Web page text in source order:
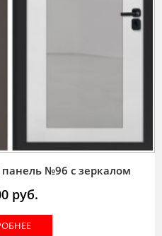
№96 с зеркалом
руб.